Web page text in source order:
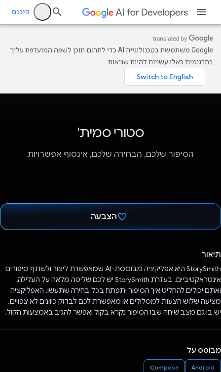
היכנס
‫Google משתמשת בטכנולוגיית AI כדי לתרגם תוכן לשפה המועדפת עליך.
בתרגומים כאלו עשויות להיות שגיאות.
סטורי סמית'
הסיפור שלכם, הבחירה שלכם, אינסוף אפשרויות
הצבעה
תיאור
StorySmith היא אפליקציה מבוססת-AI שמאפשרת ליצור ולשתף סיפורים
אינטראקטיביים. בעזרת StorySmith יש לכם שליטה מלאה על העלילה,
ואתם יכולים להחליט איך הסיפור יתפתח בכל בחירה שתעשו. האפליקציה
מציעה שלוש הצעות למסלולים או מאפשרת לכם לבדוק כיוונים לא צפויים.
יש בו גם מצב שיחה שבו הסיפור נקרא בקול ואפשר להגיב באמצעות הקול.
מבוסס על
Android
Compose